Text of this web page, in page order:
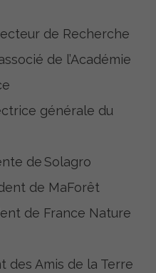
de Recherche
de l’Académie
générale du
de Solagro
de MaForêt
de France Nature
des Amis de la Terre